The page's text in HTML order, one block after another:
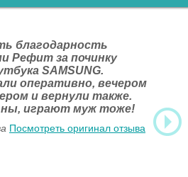
благодарность
Рефит за починку
SAMSUNG.
оперативно, вечером
и вернули также.
играют муж тоже!
Посмотреть оригинал отзыва